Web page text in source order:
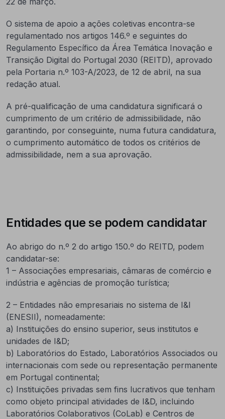
O sistema de apoio a ações coletivas encontra-se
regulamentado nos artigos 146.º e seguintes do
Regulamento Específico da Área Temática Inovação e
Transição Digital do Portugal 2030 (REITD), aprovado
pela Portaria n.º 103-A/2023, de 12 de abril, na sua
redação atual.
A pré-qualificação de uma candidatura significará o
cumprimento de um critério de admissibilidade, não
garantindo, por conseguinte, numa futura candidatura,
o cumprimento automático de todos os critérios de
admissibilidade, nem a sua aprovação.
Entidades que se podem candidatar
Ao abrigo do n.º 2 do artigo 150.º do REITD, podem
candidatar-se:
1 – Associações empresariais, câmaras de comércio e
indústria e agências de promoção turística;
2 – Entidades não empresariais no sistema de I&I
(ENESII), nomeadamente:
a) Instituições do ensino superior, seus institutos e
unidades de I&D;
b) Laboratórios do Estado, Laboratórios Associados ou
internacionais com sede ou representação permanente
em Portugal continental;
c) Instituições privadas sem fins lucrativos que tenham
como objeto principal atividades de I&D, incluindo
Laboratórios Colaborativos (CoLab) e Centros de